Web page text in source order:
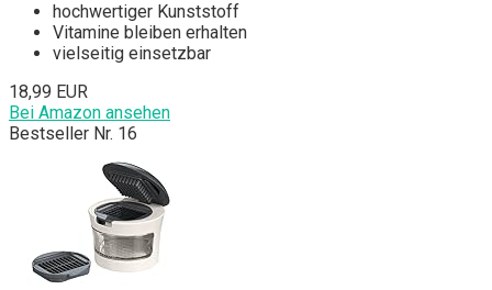
hochwertiger Kunststoff
Vitamine bleiben erhalten
vielseitig einsetzbar
18,99 EUR
Bei Amazon ansehen
Bestseller Nr. 16